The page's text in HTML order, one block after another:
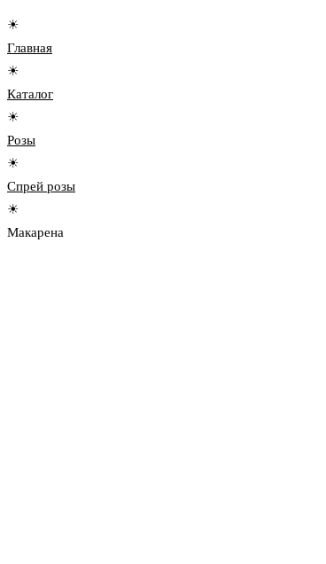
☀
Главная
☀
Каталог
☀
Розы
☀
Спрей розы
☀
Макарена